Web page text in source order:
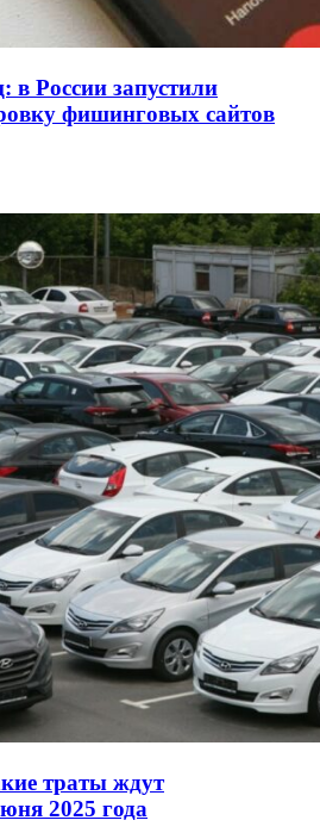
России запустили
фишинговых сайтов
траты ждут
2025 года